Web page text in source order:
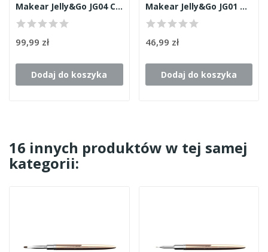
Makear Jelly&Go JG04 Cover Nude 50ml
99,99 zł
Dodaj do koszyka
Makear Jelly&Go JG01 Milky Pink 15ml
46,99 zł
Dodaj do koszyka
16 innych produktów w tej samej
kategorii: